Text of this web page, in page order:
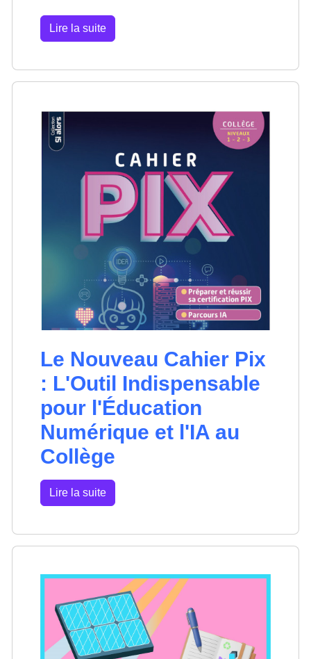
Lire la suite
Le Nouveau Cahier Pix
: L'Outil Indispensable
pour l'Éducation
Numérique et l'IA au
Collège
Lire la suite